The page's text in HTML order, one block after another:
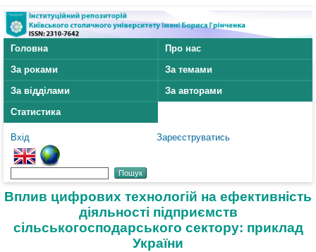
Головна
Про нас
За роками
За темами
За відділами
За авторами
Статистика
Вхід Зареєструватись
Вплив цифрових технологій на ефективність
діяльності підприємств
сільськогосподарського сектору: приклад
України